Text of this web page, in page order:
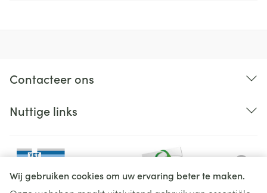
Wij gebruiken cookies om uw ervaring beter te maken.
Contacteer ons
Nuttige links